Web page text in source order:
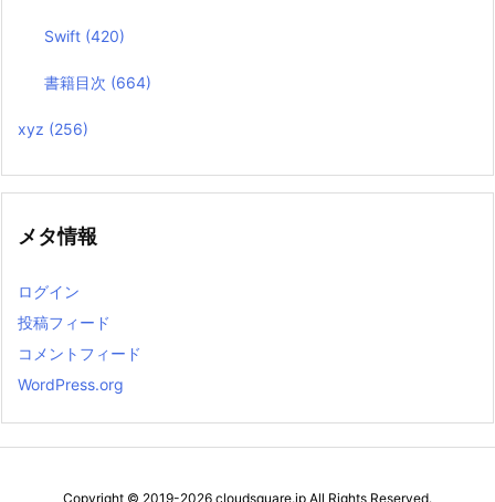
Swift (420)
書籍目次 (664)
xyz (256)
メタ情報
ログイン
投稿フィード
コメントフィード
WordPress.org
Copyright © 2019-2026 cloudsquare.jp All Rights Reserved.